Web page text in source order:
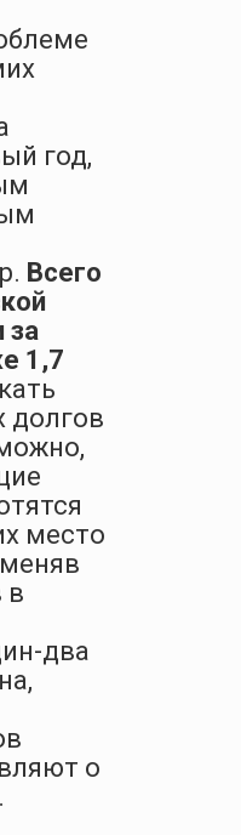
год,
Всего
за
1,7
долгов
место
в
два
о